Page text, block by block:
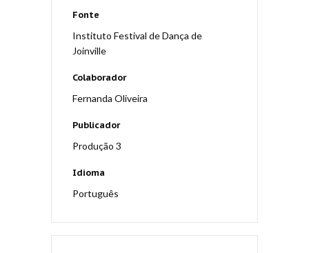
Fonte
Instituto Festival de Dança de
Joinville
Colaborador
Fernanda Oliveira
Publicador
Produção 3
Idioma
Português